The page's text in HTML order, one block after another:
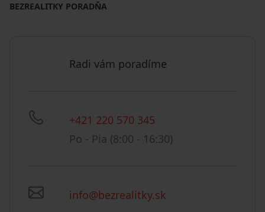
BEZREALITKY PORADŇA
Radi vám poradíme
+421 220 570 345
Po - Pia (8:00 - 16:30)
info@bezrealitky.sk